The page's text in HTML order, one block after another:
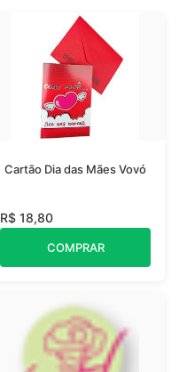
Cartão Dia das Mães Vovó
R$ 18,80
COMPRAR